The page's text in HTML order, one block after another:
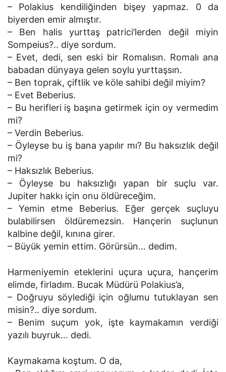
– Polakius kendiliğinden bişey yapmaz. 0 da
biyerden emir almıştır.
– Ben halis yurttaş patrici’lerden değil miyin
Sompeius?.. diye sordum.
– Evet, dedi, sen eski bir Romalısın. Romalı ana
babadan dünyaya gelen soylu yurttaşsın.
– Ben toprak, çiftlik ve köle sahibi değil miyim?
– Evet Beberius.
– Bu herifleri iş başına getirmek için oy vermedim
mi?
– Verdin Beberius.
– Öyleyse bu iş bana yapılır mı? Bu haksızlık değil
mi?
– Haksızlık Beberius.
– Öyleyse bu haksızlığı yapan bir suçlu var.
Jupiter hakkı için onu öldüreceğim.
– Yemin etme Beberius. Eğer gerçek suçluyu
bulabilirsen öldüremezsin. Hançerin suçlunun
kalbine değil, kınına girer.
– Büyük yemin ettim. Görürsün… dedim.
Harmeniyemin eteklerini uçura uçura, hançerim
elimde, firladım. Bucak Müdürü Polakius’a,
– Doğruyu söylediği için oğlumu tutuklayan sen
misin?.. diye sordum.
– Benim suçum yok, işte kaymakamın verdiği
yazılı buyruk… dedi.
Kaymakama koştum. O da,